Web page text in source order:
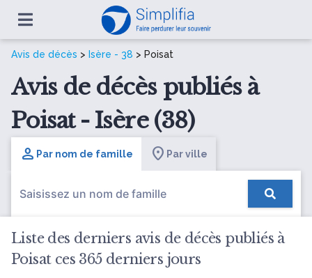
Avis de décès > Isère - 38 > Poisat
Avis de décès publiés à
Poisat - Isère (38)
Par nom de famille Par ville
Liste des derniers avis de décès publiés à
Poisat ces 365 derniers jours